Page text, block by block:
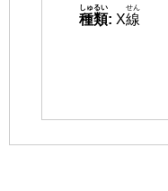
種類
しゅるい
: X線
せん